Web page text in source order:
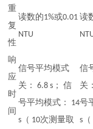
重
复
性
读数的1%或0.01
NTU
读
响
应
时
间
信号平均模式
关： 6.8 s； 信
号平均模式： 14
s（ 10次测量取
信
关
号
s